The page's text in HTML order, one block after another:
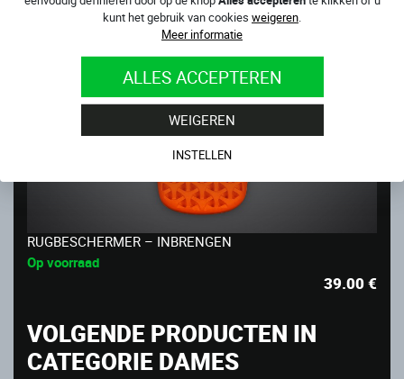
kunt het gebruik van cookies weigeren.
Meer informatie
ALLES ACCEPTEREN
WEIGEREN
INSTELLEN
RUGBESCHERMER – INBRENGEN
Op voorraad
39.00€
VOLGENDE PRODUCTEN IN
CATEGORIE DAMES